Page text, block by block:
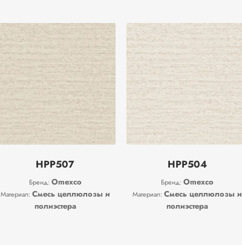
HPP507
Бренд: Omexco
Материал: Смесь целлюлозы и
полиэстера
HPP504
Бренд: Omexco
Материал: Смесь целлюлозы и
полиэстера